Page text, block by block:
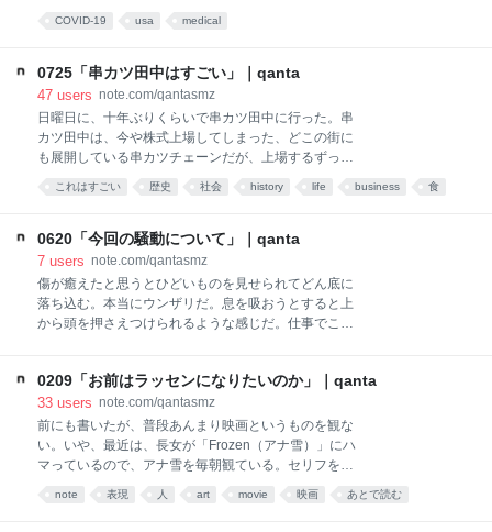
は本当に全く想像していなかったというか、世の中こ
で、当時はまさか、春場所が無観客で客が誰もいない
ところで白鵬が相撲取ってる状態になるとは露ほども
予想しなかった。 いや、そも
したがって今日も書かなくてはいけない。 起きる前
に、妻が長女を連れて２ブロック離れたスーパーに買
い物に行くという。普段はこのスーパーは使わずに
Whole Foods MarketとかTrader Joes（トレジョ）に
行くのだが、それは学校の近くにあるからついでに寄
っていたところもあるし、このご時世でどの棚も空っ
ぽで、かつめっちゃ混んでいるらしいので、不人気な
のスーパーも普段より全然混んでいるのだが、私も一
昨日行った感じ、そんなにいろいろ欠品している感じ
では
COVID-19 usa medical
0725「串カツ田中はすごい」｜qanta
47 users note.com/qantasmz
日曜日に、十年ぶりくらいで串カツ田中に行った。串
カツ田中は、今や株式上場してしまった、どこの街に
も展開している串カツチェーンだが、上場するずっと
前に、１号店が開店してすぐに、何回か行っていた。
１号店は、世田谷通り沿いの自宅の結構近くにあり、
になったのか、素晴らしいなと思って食いに行った。
しばらくして「店舗増えてきたなー」などと思いなが
らニューヨークに移住してしてしばらくすると、2016
年にマザーズに上場して、今年は東証一部に上場した
らしい。すごい。世田谷通りの小さい、場末感すらあ
たころ、看護師である妻が夜勤で、何か食いに行こう
と思って、ベビーカーを押して開店してすぐの世田谷
かいなくて、長男が椅子で
これはすごい 歴史 社会 history life business 食
0620「今回の騒動について」｜qanta
7 users note.com/qantasmz
傷が癒えたと思うとひどいものを見せられてどん底に
落ち込む。本当にウンザリだ。息を吸おうとすると上
から頭を押さえつけられるような感じだ。仕事でこん
のを忘れないで怨みで前に進む人なのだから仕方がな
い。カシューナッツを食っても、抹茶を飲んでも、金
属の味がする。 さすがに何も書く気にならないが、今
日ふとしたことから、最近女性を殴って無期限活動停
止になったYouTuberの方の謝罪動画を目にして、その
て」というタイトルで、YouTuberの方が不祥事とか
0209「お前はラッセンになりたいのか」｜qanta
33 users note.com/qantasmz
前にも書いたが、普段あんまり映画というものを観な
い。いや、最近は、長女が「Frozen（アナ雪）」にハ
マっているので、アナ雪を毎朝観ている。セリフをち
ょこちょこ覚える程度には観ている。つまり毎朝映画
を観ている。しかし基本的に自分から積極的には観な
note 表現 人 art movie 映画 あとで読む